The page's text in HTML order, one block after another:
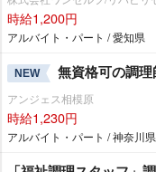
時給1,200円
アルバイト・パート / 愛知県
NEW 無資格可の調
アンジェス相模原
時給1,230円
アルバイト・パート / 神奈川県